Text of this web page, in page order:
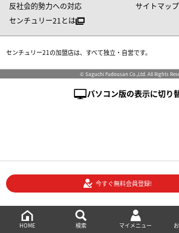
反社会的勢力への対応
サイトマップ
センチュリー21とは
センチュリー21の加盟店は、すべて独立・自営です。
© Saguchi Fudousan Co.,Ltd. All Rights
パソコン版の表示に切り
HOME 検索 マイメニュー
今すぐ無料会員登録!
絞り込み検索
メニュー
ご相談・お問い合わせ